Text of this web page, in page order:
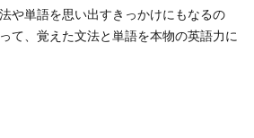
や単語を思い出すきっかけにもなるの
て、覚えた文法と単語を本物の英語力に